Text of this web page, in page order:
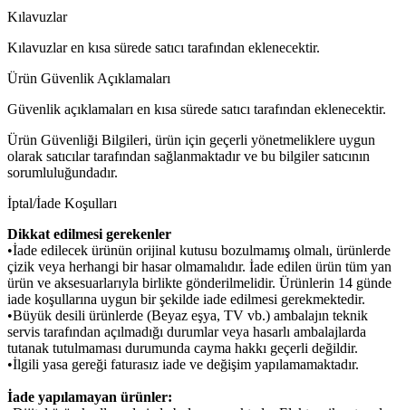
Kılavuzlar
Kılavuzlar en kısa sürede satıcı tarafından eklenecektir.
Ürün Güvenlik Açıklamaları
Güvenlik açıklamaları en kısa sürede satıcı tarafından eklenecektir.
Ürün Güvenliği Bilgileri, ürün için geçerli yönetmeliklere uygun
olarak satıcılar tarafından sağlanmaktadır ve bu bilgiler satıcının
sorumluluğundadır.
İptal/İade Koşulları
Dikkat edilmesi gerekenler
•İade edilecek ürünün orijinal kutusu bozulmamış olmalı, ürünlerde
çizik veya herhangi bir hasar olmamalıdır. İade edilen ürün tüm yan
ürün ve aksesuarlarıyla birlikte gönderilmelidir. Ürünlerin 14 günde
iade koşullarına uygun bir şekilde iade edilmesi gerekmektedir.
•Büyük desili ürünlerde (Beyaz eşya, TV vb.) ambalajın teknik
servis tarafından açılmadığı durumlar veya hasarlı ambalajlarda
tutanak tutulmaması durumunda cayma hakkı geçerli değildir.
•İlgili yasa gereği faturasız iade ve değişim yapılamamaktadır.
İade yapılamayan ürünler: